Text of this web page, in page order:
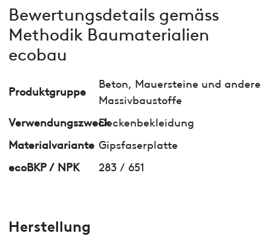
Bewertungsdetails gemäss
Methodik Baumaterialien
ecobau
Produktgruppe
Beton, Mauersteine und andere
Massivbaustoffe
VerwendungszweckDeckenbekleidung
Materialvariante Gipsfaserplatte
ecoBKP / NPK
283 / 651
Herstellung